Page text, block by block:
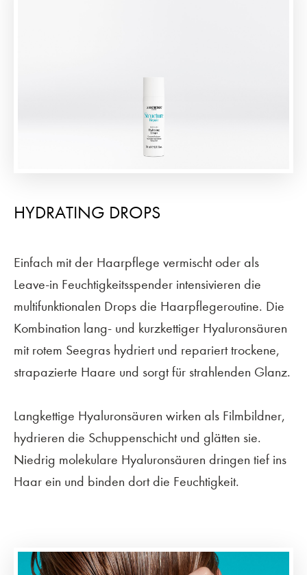
HYDRATING DROPS
Einfach mit der Haarpflege vermischt oder als
Leave-in Feuchtigkeitsspender intensivieren die
multifunktionalen Drops die Haarpflegeroutine. Die
Kombination lang- und kurzkettiger Hyaluronsäuren
mit rotem Seegras hydriert und repariert trockene,
strapazierte Haare und sorgt für strahlenden Glanz.
Langkettige Hyaluronsäuren wirken als Filmbildner,
hydrieren die Schuppenschicht und glätten sie.
Niedrig molekulare Hyaluronsäuren dringen tief ins
Haar ein und binden dort die Feuchtigkeit.